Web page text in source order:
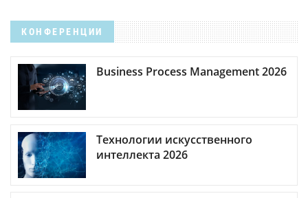
КОНФЕРЕНЦИИ
Business Process Management 2026
Технологии искусственного
интеллекта 2026